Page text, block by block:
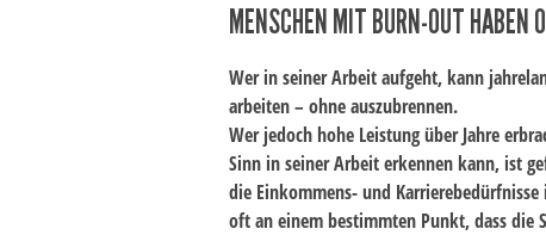
MENSCHEN MIT BURN-OUT HABEN
Wer in seiner Arbeit aufgeht, kann
arbeiten – ohne auszubrennen.
Wer jedoch hohe Leistung über Jahre
Sinn in seiner Arbeit erkennen kann, ist
die Einkommens- und
oft an einem bestimmten Punkt, dass die